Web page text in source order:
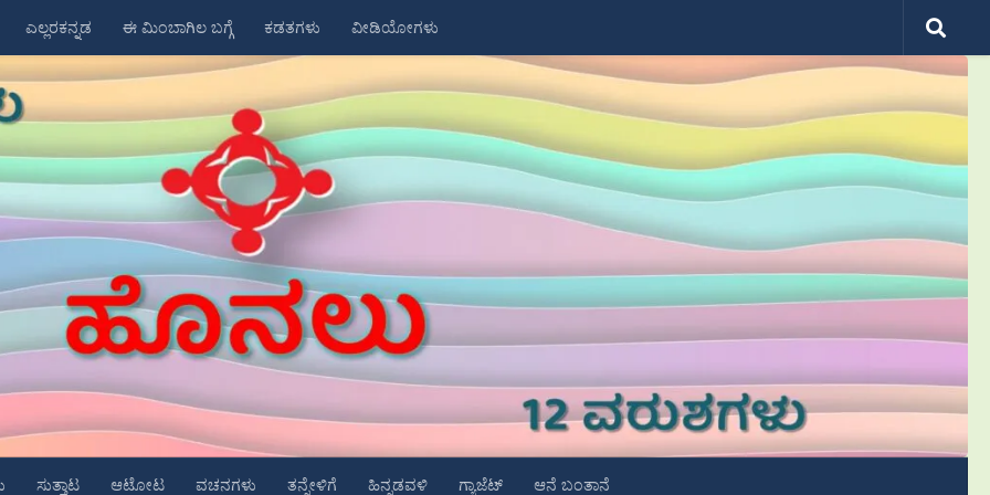
ಎಲ್ಲರಕನ್ನಡ ಈ ಮಿಂಬಾಗಿಲ ಬಗ್ಗೆ ಕಡತಗಳು ವೀಡಿಯೋಗಳು
ಸುತ್ತಾಟ ಆಟೋಟ ವಚನಗಳು ತನ್ನೇಳಿಗೆ ಹಿನ್ನಡವಳಿ ಗ್ಯಾಜೆಟ್ ಆನೆ ಬಂತಾನೆ